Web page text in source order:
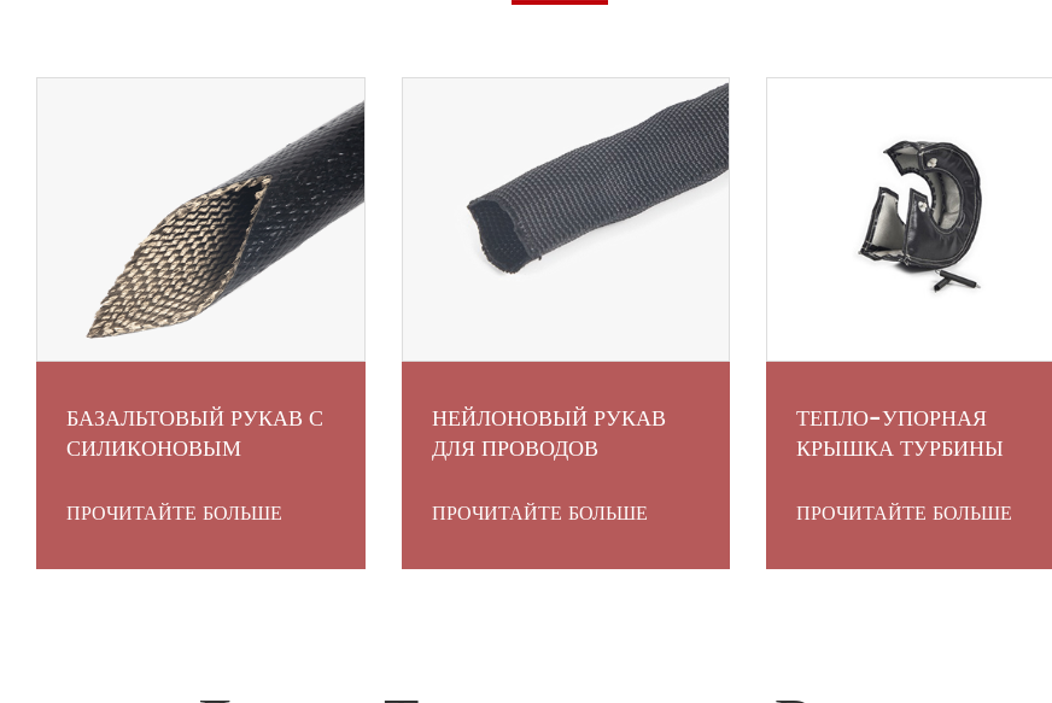
БАЗАЛЬТОВЫЙ РУКАВ С
СИЛИКОНОВЫМ
ПРОЧИТАЙТЕ БОЛЬШЕ
НЕЙЛОНОВЫЙ РУКАВ
ДЛЯ ПРОВОДОВ
ПРОЧИТАЙТЕ БОЛЬШЕ
ТЕПЛО-УПОРНАЯ
КРЫШКА ТУРБИНЫ
ПРОЧИТАЙТЕ БОЛЬШЕ